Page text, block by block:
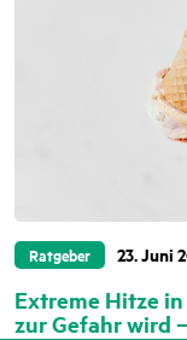
Ratgeber 23. Juni
Extreme Hitze
zur Gefahr wird